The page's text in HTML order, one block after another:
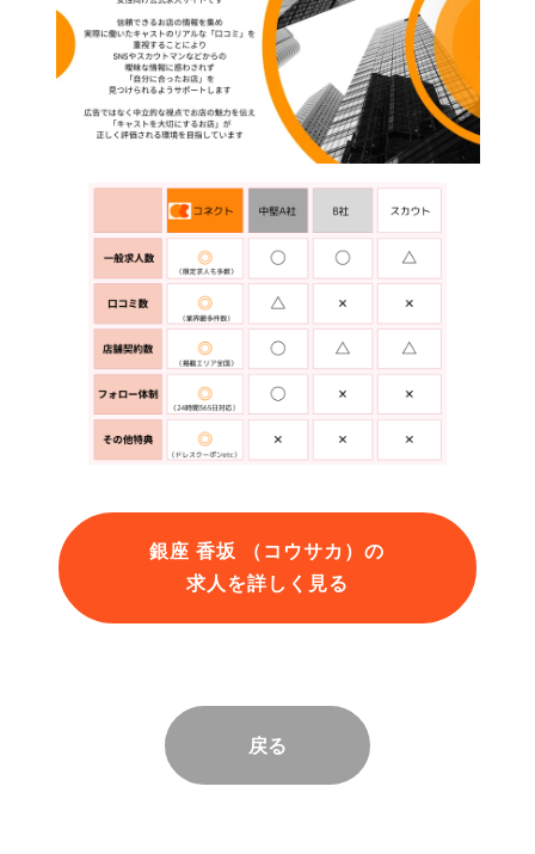
銀座 香坂 （コウサカ）の
求人を詳しく見る
戻る